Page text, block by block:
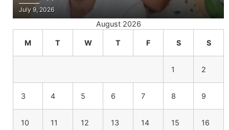
July 9, 2026
August 2026
M T W T F S S
1 2
3 4 5 6 7 8 9
10 11 12 13 14 15 16